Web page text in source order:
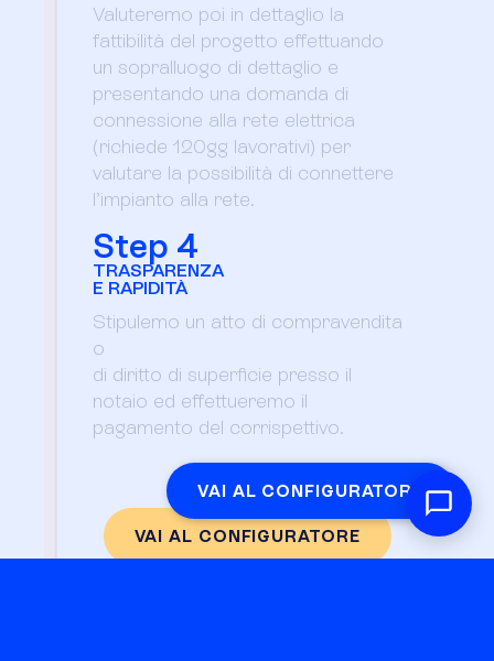
VAI AL CONFIGURATORE
Valuteremo poi in dettaglio la
fattibilità del progetto effettuando
un sopralluogo di dettaglio e
presentando una domanda di
connessione alla rete elettrica
(richiede 120gg lavorativi) per
valutare la possibilità di connettere
l’impianto alla rete.
Step 4
TRASPARENZA
E RAPIDITÀ
Stipulemo un atto di compravendita
o
di diritto di superficie presso il
notaio ed effettueremo il
pagamento del corrispettivo.
VAI AL CONFIGURATORE